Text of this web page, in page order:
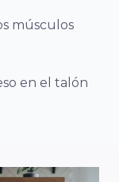
músculos
en el talón